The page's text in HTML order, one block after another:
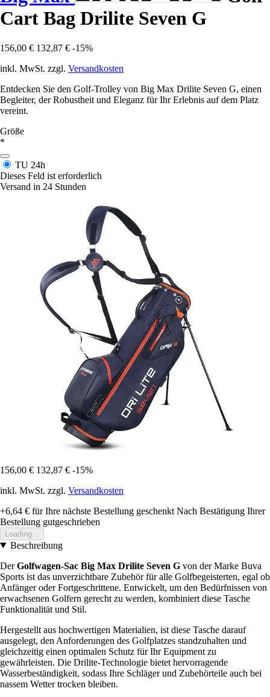
Cart Bag Drilite Seven G
156,00 € 132,87 € -15%
inkl. MwSt. zzgl. Versandkosten
Entdecken Sie den Golf-Trolley von Big Max Drilite Seven G, einen
Begleiter, der Robustheit und Eleganz für Ihr Erlebnis auf dem Platz
vereint.
Größe
*
TU 24h
Dieses Feld ist erforderlich
Versand in 24 Stunden
156,00 € 132,87 € -15%
inkl. MwSt. zzgl. Versandkosten
+6,64 € für Ihre nächste Bestellung geschenkt Nach Bestätigung Ihrer
Bestellung gutgeschrieben
Loading...
Beschreibung
DerGolfwagen-Sac Big Max Drilite Seven G von der Marke Buva
Sports ist das unverzichtbare Zubehör für alle Golfbegeisterten, egal ob
Anfänger oder Fortgeschrittene. Entwickelt, um den Bedürfnissen von
erwachsenen Golfern gerecht zu werden, kombiniert diese Tasche
Funktionalität und Stil.
Hergestellt aus hochwertigen Materialien, ist diese Tasche darauf
ausgelegt, den Anforderungen des Golfplatzes standzuhalten und
gleichzeitig einen optimalen Schutz für Ihr Equipment zu
gewährleisten. Die Drilite-Technologie bietet hervorragende
Wasserbeständigkeit, sodass Ihre Schläger und Zubehörteile auch bei
nassem Wetter trocken bleiben.